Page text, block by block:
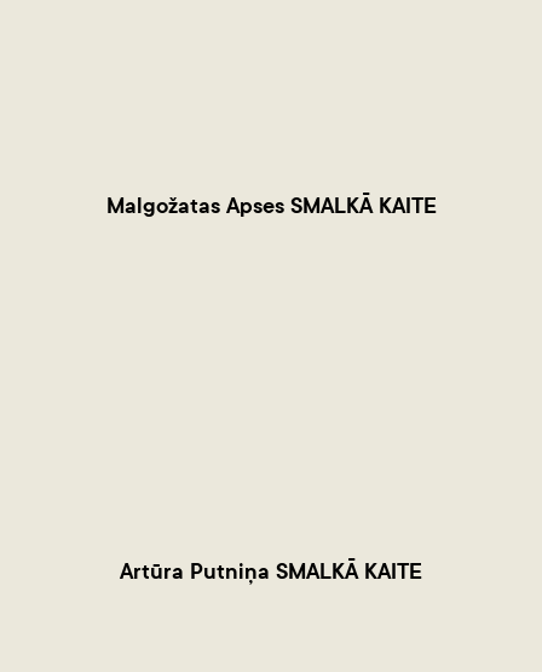
Malgožatas Apses SMALKĀ KAITE
Artūra Putniņa SMALKĀ KAITE